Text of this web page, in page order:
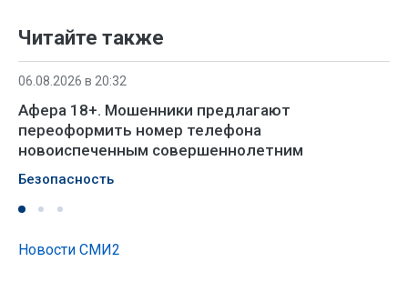
Читайте также
06.08.2026 в 20:32
Афера 18+. Мошенники предлагают
переоформить номер телефона
новоиспеченным совершеннолетним
Безопасность
Новости СМИ2